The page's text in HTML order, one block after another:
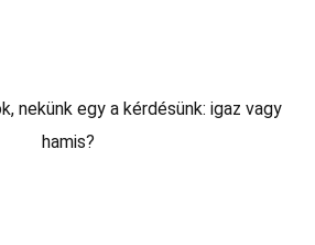
nekünk egy a kérdésünk: igaz vagy
hamis?